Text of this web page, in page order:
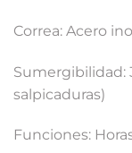
Correa: Acero
Sumergibilidad:
salpicaduras)
Funciones: